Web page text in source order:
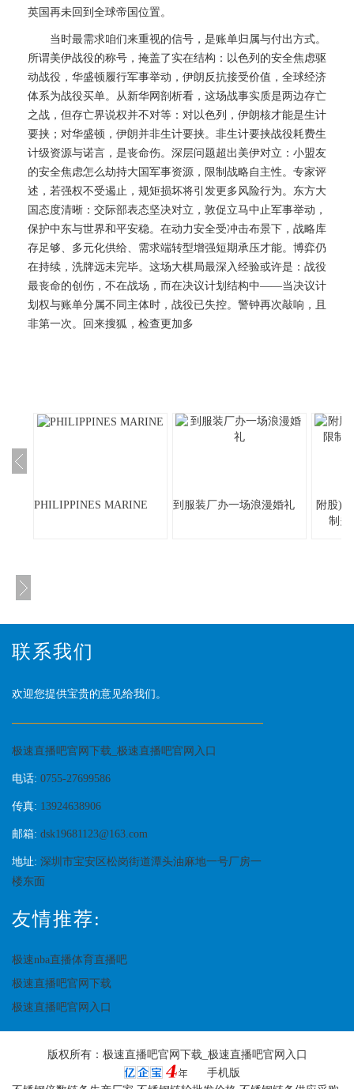
英国再未回到全球帝国位置。
当时最需求咱们来重视的信号，是账单归属与付出方式。
所谓美伊战役的称号，掩盖了实在结构：以色列的安全焦虑驱
动战役，华盛顿履行军事举动，伊朗反抗接受价值，全球经济
体系为战役买单。从新华网剖析看，这场战事实质是两边存亡
之战，但存亡界说权并不对等：对以色列，伊朗核才能是生计
要挟；对华盛顿，伊朗并非生计要挟。非生计要挟战役耗费生
计级资源与诺言，是丧命伤。深层问题超出美伊对立：小盟友
的安全焦虑怎么劫持大国军事资源，限制战略自主性。专家评
述，若强权不受遏止，规矩损坏将引发更多风险行为。东方大
国态度清晰：交际部表态坚决对立，敦促立马中止军事举动，
保护中东与世界和平安稳。在动力安全受冲击布景下，战略库
存足够、多元化供给、需求端转型增强短期承压才能。博弈仍
在持续，洗牌远未完毕。这场大棋局最深入经验或许是：战役
最丧命的创伤，不在战场，而在决议计划结构中——当决议计
划权与账单分属不同主体时，战役已失控。警钟再次敲响，且
非第一次。回来搜狐，检查更加多
PHILIPPINES MARINE 到服装厂办一场浪漫婚礼
附股)
制关
联系我们
欢迎您提供宝贵的意见给我们。
极速直播吧官网下载_极速直播吧官网入口
电话: 0755-27699586
传真: 13924638906
邮箱: dsk19681123@163.com
地址: 深圳市宝安区松岗街道潭头油麻地一号厂房一
楼东面
友情推荐:
极速nba直播体育直播吧
极速直播吧官网下载
极速直播吧官网入口
版权所有： 极速直播吧官网下载_极速直播吧官网入口
手机版